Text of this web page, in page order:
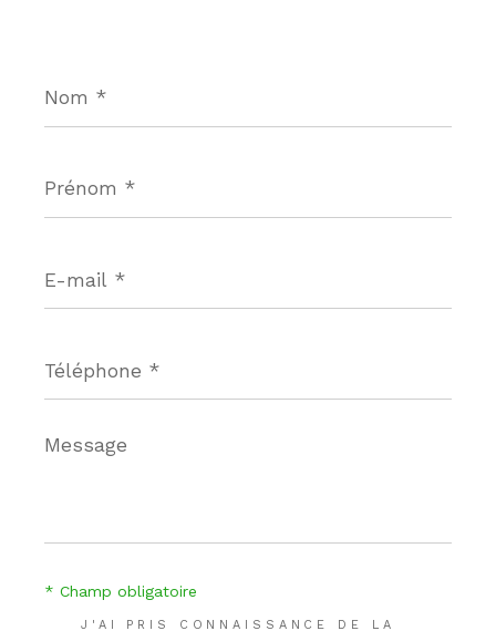
*
*
mail
*
*
Message
*
J'AI PRIS CONNAISSANCE DE LA
* Champ obligatoire